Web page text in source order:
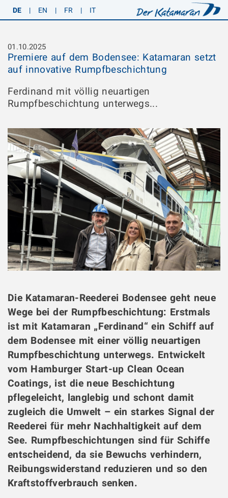
DE | EN | FR | IT
01.10.2025
Premiere auf dem Bodensee: Katamaran setzt
auf innovative Rumpfbeschichtung
Ferdinand mit völlig neuartigen
Rumpfbeschichtung unterwegs...
Die Katamaran-Reederei Bodensee geht neue
Wege bei der Rumpfbeschichtung: Erstmals
ist mit Katamaran „Ferdinand“ ein Schiff auf
dem Bodensee mit einer völlig neuartigen
Rumpfbeschichtung unterwegs. Entwickelt
vom Hamburger Start-up Clean Ocean
Coatings, ist die neue Beschichtung
pflegeleicht, langlebig und schont damit
zugleich die Umwelt – ein starkes Signal der
Reederei für mehr Nachhaltigkeit auf dem
See. Rumpfbeschichtungen sind für Schiffe
entscheidend, da sie Bewuchs verhindern,
Reibungswiderstand reduzieren und so den
Kraftstoffverbrauch senken.